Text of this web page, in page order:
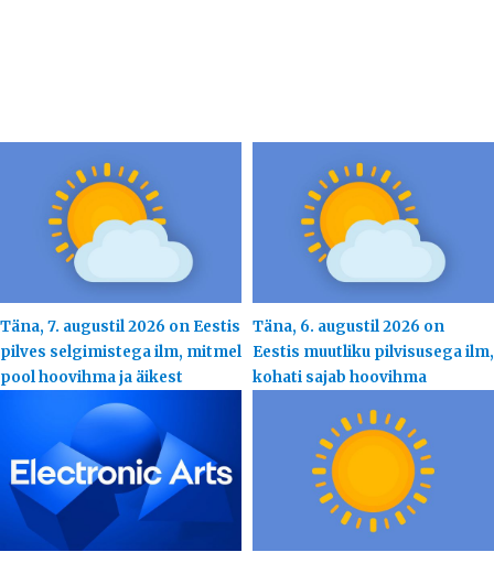
Täna, 7. augustil 2026 on Eestis
pilves selgimistega ilm, mitmel
pool hoovihma ja äikest
Täna, 6. augustil 2026 on
Eestis muutliku pilvisusega ilm,
kohati sajab hoovihma